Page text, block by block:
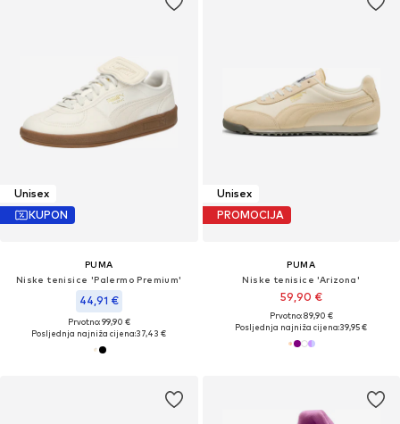
Unisex
KUPON
PUMA
Niske tenisice 'Palermo Premium'
44,91 €
Prvotno: 99,90 €
Posljednja najniža cijena:37,43 €
Unisex
PROMOCIJA
PUMA
Niske tenisice 'Arizona'
59,90 €
Prvotno: 89,90 €
Posljednja najniža cijena:39,95 €